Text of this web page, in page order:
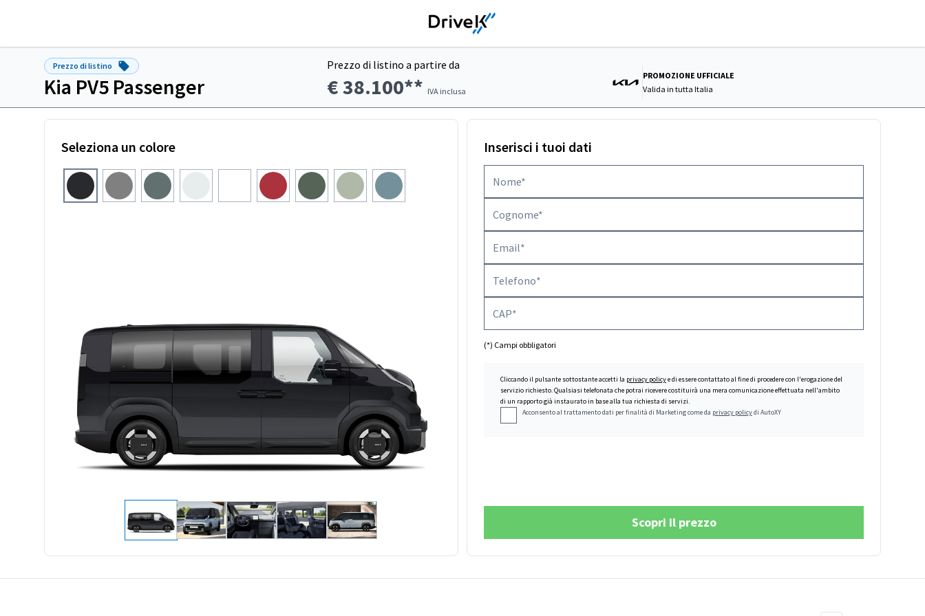
Prezzo di listino
Kia PV5 Passenger
Prezzo di listino a partire da
€ 38.100** IVA inclusa
PROMOZIONE UFFICIALE
Valida intutta Italia
Seleziona un colore Inserisci i tuoi dati
(*) Campi obbligatori
Cliccando il pulsante sottostante accetti la privacy policye di essere contattato al fine di procedere con l'erogazione del
servizio richiesto. Qualsiasi telefonata che potrai ricevere costituirà una mera comunicazione effettuata nell'ambito
di un rapporto già instaurato in base alla tua richiesta di servizi.
Acconsento al trattamento dati per finalità di Marketing come da privacy policydi AutoXY
Scopri il prezzo